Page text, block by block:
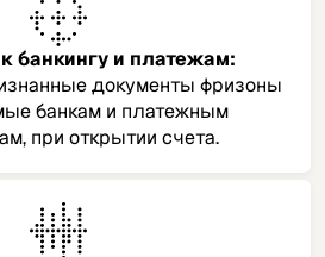
банкингу и платежам:
документы фризоны
банкам и платежным
при открытии счета.